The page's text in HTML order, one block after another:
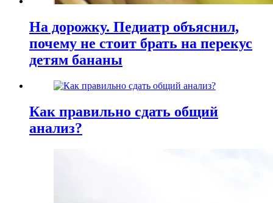
На дорожку. Педиатр объяснил,
почему не стоит брать на перекус
детям бананы
Как правильно сдать общий
анализ?